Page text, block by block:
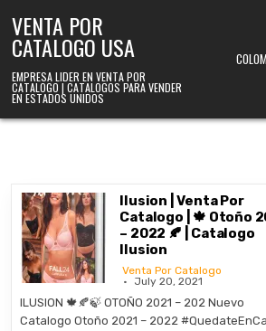
VENTA POR
CATALOGO USA
EMPRESA LIDER EN VENTA POR
CATALOGO | CATALOGOS PARA VENDER
EN ESTADOS UNIDOS
Ilusion | Venta Por
Catalogo | 🍁 Otoño
– 2022 🍂 | Catalogo
Ilusion
Venta Por Catalogo
July 20, 2021
ILUSION 🍁🍂🍃 OTOÑO 2021 – 202 Nuevo
Catalogo Otoño 2021 – 2022